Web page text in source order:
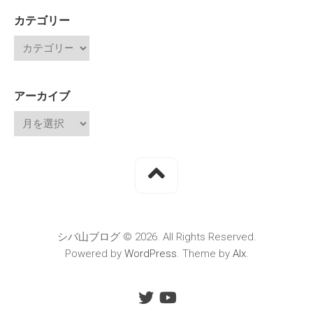
カテゴリー
アーカイブ
シバ山ブログ © 2026. All Rights Reserved.
Powered by WordPress. Theme by Alx.